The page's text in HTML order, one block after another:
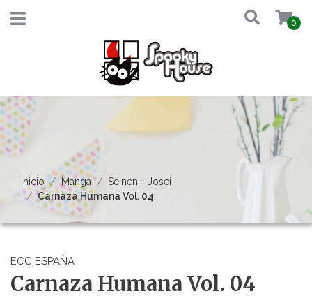
0
Inicio Manga
Seinen - Josei
Carnaza Humana Vol. 04
ECC ESPAÑA
Carnaza Humana Vol. 04